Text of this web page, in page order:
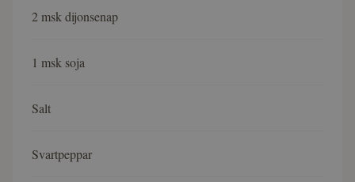
2 msk dijonsenap
1 msk soja
Salt
Svartpeppar